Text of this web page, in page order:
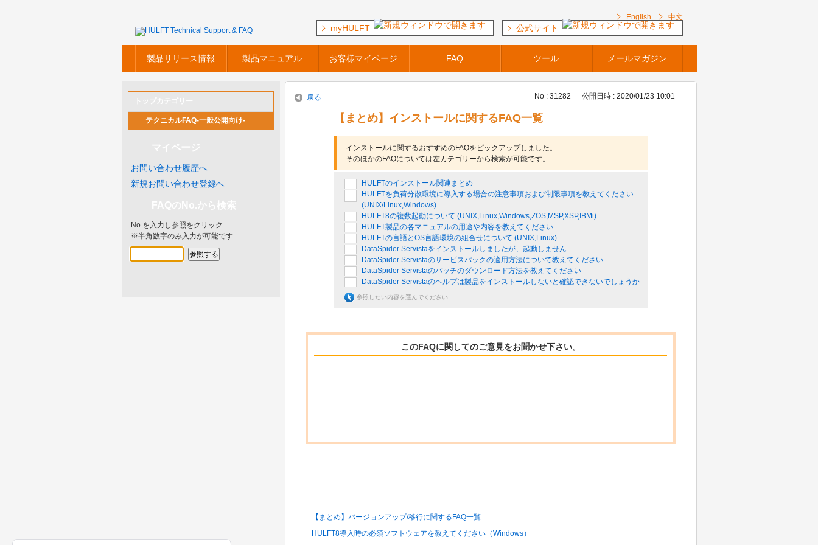
English 中文
製品リリース情報 製品マニュアル お客様マイページ FAQ ツール メールマガジン
myHULFT 公式サイト
テクニカルFAQ-一般公開向け-
お問い合わせ履歴へ
新規お問い合わせ登録へ
No.を入力し参照をクリック
※半角数字のみ入力が可能です
戻る No : 31282 公開日時 : 2020/01/23 10:01
【まとめ】インストールに関するFAQ一覧
インストールに関するおすすめのFAQをピックアップしました。
そのほかのFAQについては左カテゴリーから検索が可能です。
HULFTのインストール関連まとめ
HULFTを負荷分散環境に導入する場合の注意事項および制限事項を教えてください
(UNIX/Linux,Windows)
HULFT8の複数起動について (UNIX,Linux,Windows,ZOS,MSP,XSP,IBMi)
HULFT製品の各マニュアルの用途や内容を教えてください
HULFTの言語とOS言語環境の組合せについて (UNIX,Linux)
DataSpider Servistaをインストールしましたが、起動しません
DataSpider Servistaのサービスパックの適用方法について教えてください
DataSpider Servistaのパッチのダウンロード方法を教えてください
DataSpider Servistaのヘルプは製品をインストールしないと確認できないでしょうか
参照したい内容を選んでください
このFAQに関してのご意見をお聞かせ下さい。
【まとめ】バージョンアップ/移行に関するFAQ一覧
HULFT8導入時の必須ソフトウェアを教えてください（Windows）